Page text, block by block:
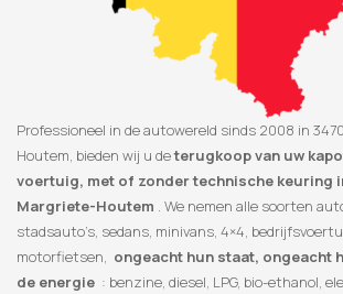
Professioneel in de autowereld sinds 2008 in
Houtem, bieden wij u deterugkoop van uw
voertuig, met of zonder technische keuring
Margriete-Houtem . We nemen alle soorten
stadsauto’s, sedans, minivans, 4×4,
motorfietsen, ongeacht hun staat, ongeacht
de energie : benzine, diesel, LPG, bio-ethanol,